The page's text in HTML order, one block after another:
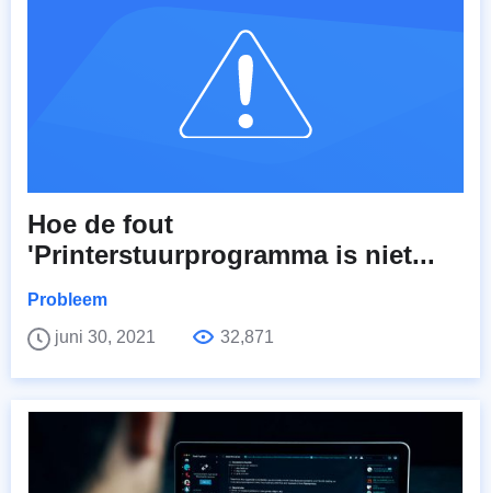
Hoe de fout
'Printerstuurprogramma is niet...
Probleem
juni 30, 2021
32,871